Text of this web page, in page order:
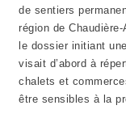
de sentiers
région de
le dossier initiant
visait d’abord à
chalets et
être sensibles à la